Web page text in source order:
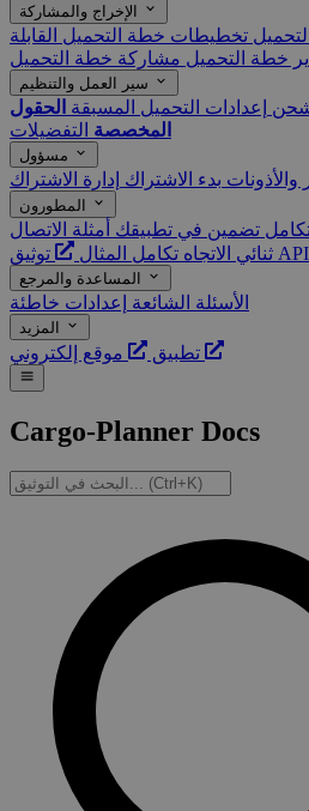
الإخراج والمشاركة
تخطيطات خطة التحميل القابلة
خطة التحميل مشاركة خطة التحميل
سير العمل والتنظيم
إعدادات التحميل المسبقة الحقول
المخصصة التفضيلات
مسؤول
والأذونات بدء الاشتراك إدارة الاشتراك
المطورون
تضمين في تطبيقك أمثلة الاتصال
ثنائي الاتجاه تكامل المثال توثيق API
المساعدة والمرجع
الأسئلة الشائعة إعدادات خاطئة
المزيد
تطبيق
Cargo-Planner Docs